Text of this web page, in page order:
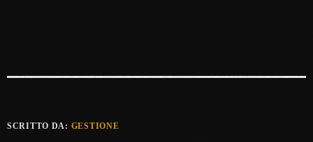
SCRITTO DA: GESTIONE